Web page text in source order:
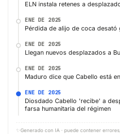
ELN instala retenes a
ENE DE 2025
Pérdida de alijo de coca desató
ENE DE 2025
Llegan nuevos desplazados a
ENE DE 2025
Maduro dice que Cabello está
ENE DE 2025
Diosdado Cabello 'recibe' a
farsa humanitaria del régimen
✨ Generado con IA · puede contener